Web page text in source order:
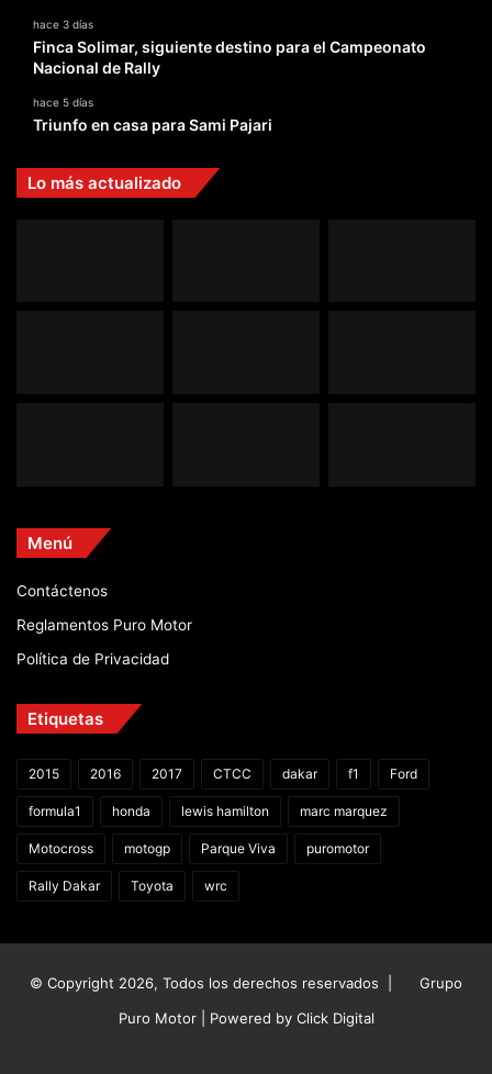
hace 3 días
Finca Solimar, siguiente destino para el Campeonato
Nacional de Rally
hace 5 días
Triunfo en casa para Sami Pajari
Lo más actualizado
Menú
Contáctenos
Reglamentos Puro Motor
Política de Privacidad
Etiquetas
2015 2016 2017 CTCC dakar f1 Ford
formula1 honda lewis hamilton marc marquez
Motocross motogp Parque Viva puromotor
Rally Dakar Toyota wrc
© Copyright 2026, Todos los derechos reservados |
Grupo
Puro Motor | Powered by Click Digital